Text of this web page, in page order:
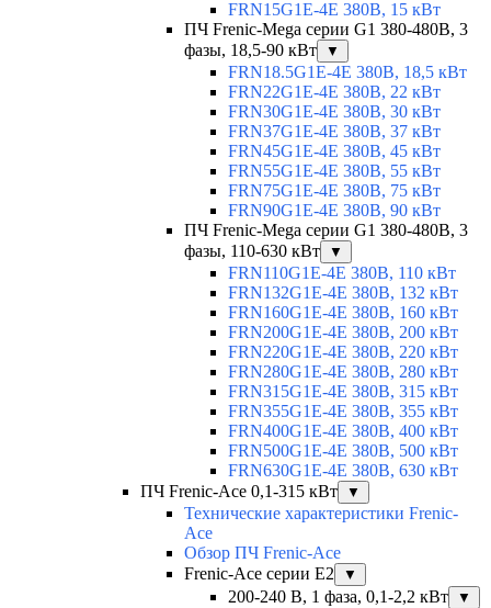
FRN15G1E-4E 380В, 15 кВт
ПЧ Frenic-Mega серии G1 380-480В, 3
фазы, 18,5-90 кВт
▼
FRN18.5G1E-4E 380В, 18,5 кВт
FRN22G1E-4E 380В, 22 кВт
FRN30G1E-4E 380В, 30 кВт
FRN37G1E-4E 380В, 37 кВт
FRN45G1E-4E 380В, 45 кВт
FRN55G1E-4E 380В, 55 кВт
FRN75G1E-4E 380В, 75 кВт
FRN90G1E-4E 380В, 90 кВт
ПЧ Frenic-Mega серии G1 380-480В, 3
фазы, 110-630 кВт
▼
FRN110G1E-4E 380В, 110 кВт
FRN132G1E-4E 380В, 132 кВт
FRN160G1E-4E 380В, 160 кВт
FRN200G1E-4E 380В, 200 кВт
FRN220G1E-4E 380В, 220 кВт
FRN280G1E-4E 380В, 280 кВт
FRN315G1E-4E 380В, 315 кВт
FRN355G1E-4E 380В, 355 кВт
FRN400G1E-4E 380В, 400 кВт
FRN500G1E-4E 380В, 500 кВт
FRN630G1E-4E 380В, 630 кВт
ПЧ Frenic-Ace 0,1-315 кВт
▼
Технические характеристики Frenic-
Ace
Обзор ПЧ Frenic-Ace
Frenic-Ace серии E2
▼
200-240 В, 1 фаза, 0,1-2,2 кВт ▼